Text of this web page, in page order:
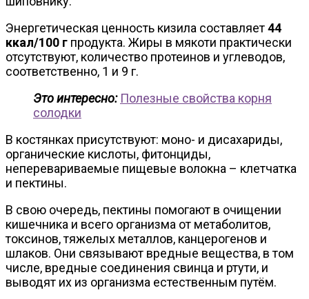
Энергетическая ценность кизила составляет44
ккал/100 г продукта. Жиры в мякоти практически
отсутствуют, количество протеинов и углеводов,
соответственно, 1 и 9 г.
Это интересно: Полезные свойства корня
солодки
В костянках присутствуют: моно- и дисахариды,
органические кислоты, фитонциды,
неперевариваемые пищевые волокна – клетчатка
и пектины.
В свою очередь, пектины помогают в очищении
кишечника и всего организма от метаболитов,
токсинов, тяжелых металлов, канцерогенов и
шлаков. Они связывают вредные вещества, в том
числе, вредные соединения свинца и ртути, и
выводят их из организма естественным путём.